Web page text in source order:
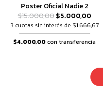
Poster Oficial Nadie 2
$15.000,00$5.000,00
3 cuotas sin interés de $1.666,67
$4.000,00con transferencia